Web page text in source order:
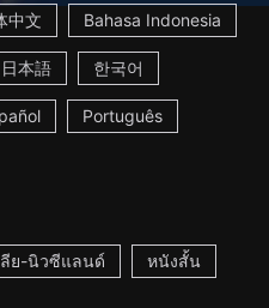
中文 Bahasa Indonesia
日本語 한국어
Português
ลีย-นิวซีแลนด์ หนังสั้น